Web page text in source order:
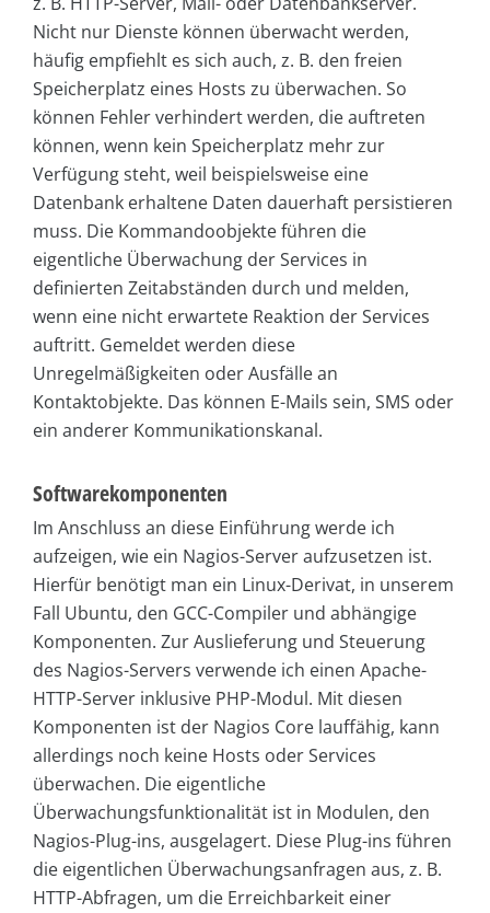
Nicht nur Dienste können überwacht werden,
häufig empfiehlt es sich auch, z. B. den freien
Speicherplatz eines Hosts zu überwachen. So
können Fehler verhindert werden, die auftreten
können, wenn kein Speicherplatz mehr zur
Verfügung steht, weil beispielsweise eine
Datenbank erhaltene Daten dauerhaft persistieren
muss. Die Kommandoobjekte führen die
eigentliche Überwachung der Services in
definierten Zeitabständen durch und melden,
wenn eine nicht erwartete Reaktion der Services
auftritt. Gemeldet werden diese
Unregelmäßigkeiten oder Ausfälle an
Kontaktobjekte. Das können E-Mails sein, SMS oder
ein anderer Kommunikationskanal.
Softwarekomponenten
Im Anschluss an diese Einführung werde ich
aufzeigen, wie ein Nagios-Server aufzusetzen ist.
Hierfür benötigt man ein Linux-Derivat, in unserem
Fall Ubuntu, den GCC-Compiler und abhängige
Komponenten. Zur Auslieferung und Steuerung
des Nagios-Servers verwende ich einen Apache-
HTTP-Server inklusive PHP-Modul. Mit diesen
Komponenten ist der Nagios Core lauffähig, kann
allerdings noch keine Hosts oder Services
überwachen. Die eigentliche
Überwachungsfunktionalität ist in Modulen, den
Nagios-Plug-ins, ausgelagert. Diese Plug-ins führen
die eigentlichen Überwachungsanfragen aus, z. B.
HTTP-Abfragen, um die Erreichbarkeit einer